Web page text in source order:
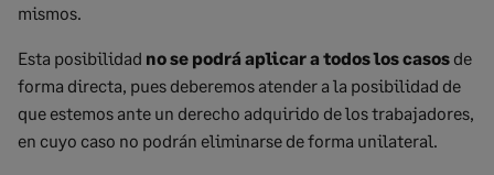
mismos.
Esta posibilidad no se podrá aplicar a todos los casos de
forma directa, pues deberemos atender a la posibilidad de
que estemos ante un derecho adquirido de los trabajadores,
en cuyo caso no podrán eliminarse de forma unilateral.